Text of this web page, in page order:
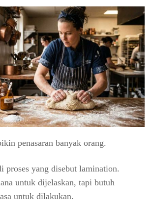
penasaran banyak orang.
proses yang disebut lamination.
untuk dijelaskan, tapi butuh
untuk dilakukan.